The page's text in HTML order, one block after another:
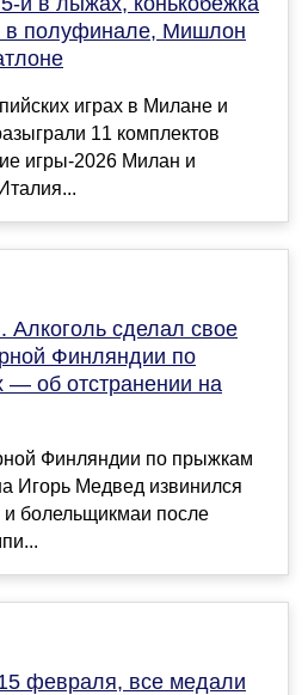
полуфинале, Мишлон
играх в Милане и
11 комплектов
игры-2026 Милан и
Алкоголь сделал свое
Финляндии по
об отстранении на
Финляндии по прыжкам
Игорь Медвед извинился
болельщикмаи после
февраля, все медали